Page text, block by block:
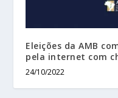
Eleições da AMB
pela internet com
24/10/2022